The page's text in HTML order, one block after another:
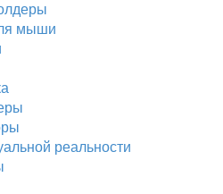
мыши
реальности